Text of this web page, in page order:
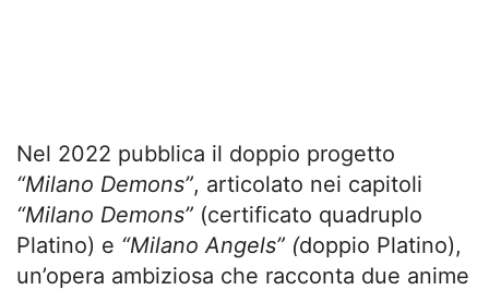
Nel 2022 pubblica il doppio progetto
“Milano Demons”, articolato nei capitoli
“Milano Demons” (certificato quadruplo
Platino) e “Milano Angels” (doppio Platino),
un’opera ambiziosa che racconta due anime